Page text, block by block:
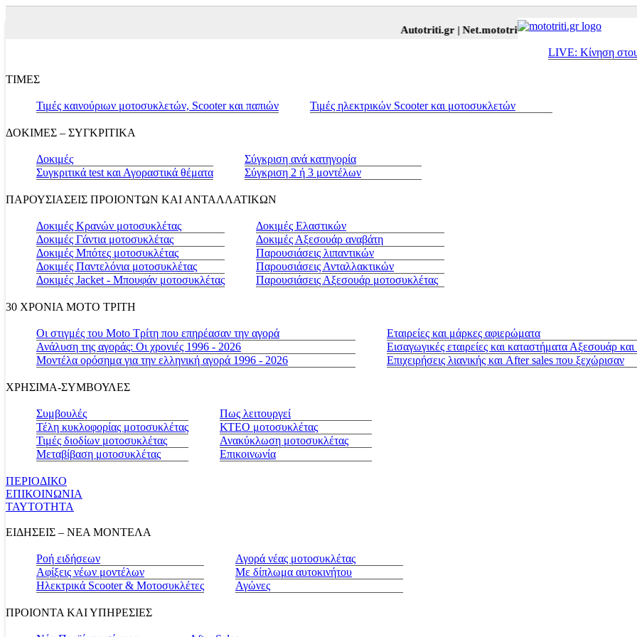
Autotriti.gr |Net.mototriti.gr |Προϊόντα & Υπηρεσίες |
LIVE: Κίνηση
ΤΙΜΕΣ
Τιμές καινούριων μοτοσυκλετών, Scooter και παπιών Τιμές ηλεκτρικών Scooter και μοτοσυκλετών
ΔΟΚΙΜΕΣ – ΣΥΓΚΡΙΤΙΚΑ
Δοκιμές
Συγκριτικά test και Αγοραστικά θέματα
Σύγκριση ανά κατηγορία
Σύγκριση 2 ή 3 μοντέλων
ΠΑΡΟΥΣΙΑΣΕΙΣ ΠΡΟΙΟΝΤΩΝ ΚΑΙ ΑΝΤΑΛΛΑΤΙΚΩΝ
Δοκιμές Κρανών μοτοσυκλέτας
Δοκιμές Γάντια μοτοσυκλέτας
Δοκιμές Μπότες μοτοσυκλέτας
Δοκιμές Παντελόνια μοτοσυκλέτας
Δοκιμές Jacket - Μπουφάν μοτοσυκλέτας
Δοκιμές Ελαστικών
Δοκιμές Αξεσουάρ αναβάτη
Παρουσιάσεις λιπαντικών
Παρουσιάσεις Ανταλλακτικών
Παρουσιάσεις Αξεσουάρ μοτοσυκλέτας
30 ΧΡΟΝΙΑ MOTO ΤΡΙΤΗ
Οι στιγμές του Moto Τρίτη που επηρέασαν την αγορά
Ανάλυση της αγοράς: Οι χρονιές 1996 - 2026
Μοντέλα ορόσημα για την ελληνική αγορά 1996 - 2026
Εταιρείες και μάρκες αφιερώματα
Εισαγωγικές εταιρείες και καταστήματα Αξεσουάρ
Επιχειρήσεις λιανικής και After sales που ξεχώρισαν
ΧΡΗΣΙΜΑ-ΣΥΜΒΟΥΛΕΣ
Συμβουλές
Τέλη κυκλοφορίας μοτοσυκλέτας
Τιμές διοδίων μοτοσυκλέτας
Μεταβίβαση μοτοσυκλέτας
Πως λειτουργεί
ΚΤΕΟ μοτοσυκλέτας
Ανακύκλωση μοτοσυκλέτας
Επικοινωνία
ΠΕΡΙΟΔΙΚΟ
ΕΠΙΚΟΙΝΩΝΙΑ
ΤΑΥΤΟΤΗΤΑ
ΕΙΔΗΣΕΙΣ – ΝΕΑ ΜΟΝΤΕΛΑ
Ροή ειδήσεων
Αφίξεις νέων μοντέλων
Ηλεκτρικά Scooter & Μοτοσυκλέτες
Αγορά νέας μοτοσυκλέτας
Με δίπλωμα αυτοκινήτου
Αγώνες
ΠΡΟΙΟΝΤΑ ΚΑΙ ΥΠΗΡΕΣΙΕΣ